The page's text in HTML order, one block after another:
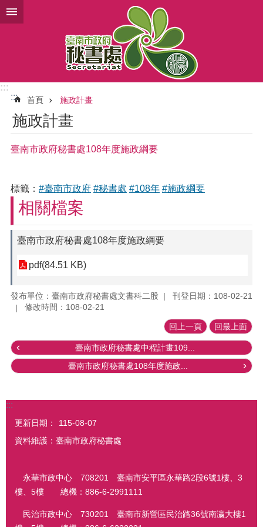
跳到主要內容區塊
:::
:::
首頁 施政計畫
施政計畫
臺南市政府秘書處108年度施政綱要
標籤： #臺南市政府 #秘書處 #108年 #施政綱要
相關檔案
臺南市政府秘書處108年度施政綱要
pdf(84.51 KB)
發布單位：臺南市政府秘書處文書科二股
刊登日期：108-02-21
修改時間：108-02-21
回上一頁 回最上面
臺南市政府秘書處中程計畫109...
臺南市政府秘書處108年度施政...
:::
更新日期：
115-08-07
資料維護：臺南市政府秘書處
永華市政中心 708201 臺南市安平區永華路2段6號1樓、3
樓、5樓 總機：886-6-2991111
民治市政中心 730201 臺南市新營區民治路36號南瀛大樓1